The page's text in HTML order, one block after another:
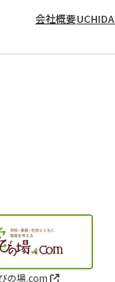
会社概要
の場.com